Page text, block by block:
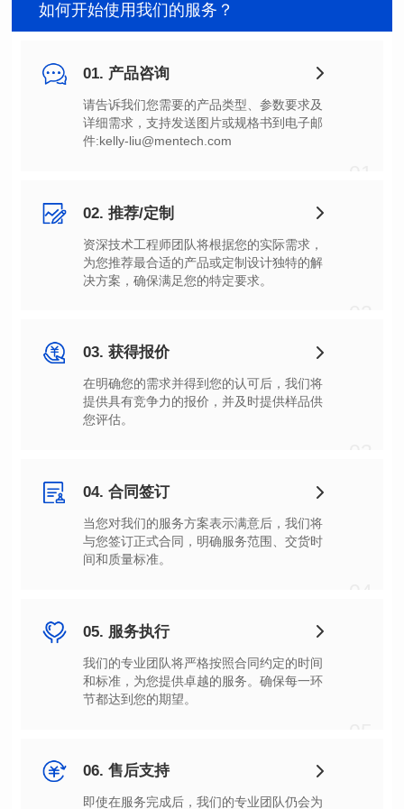
如何开始使用我们的服务？
01. 产品咨询
件:kelly-liu@mentech.com
02. 推荐/定制
决方案，确保满足您的特定要求。
03. 获得报价
您评估。
04. 合同签订
间和质量标准。
05. 服务执行
节都达到您的期望。
06. 售后支持